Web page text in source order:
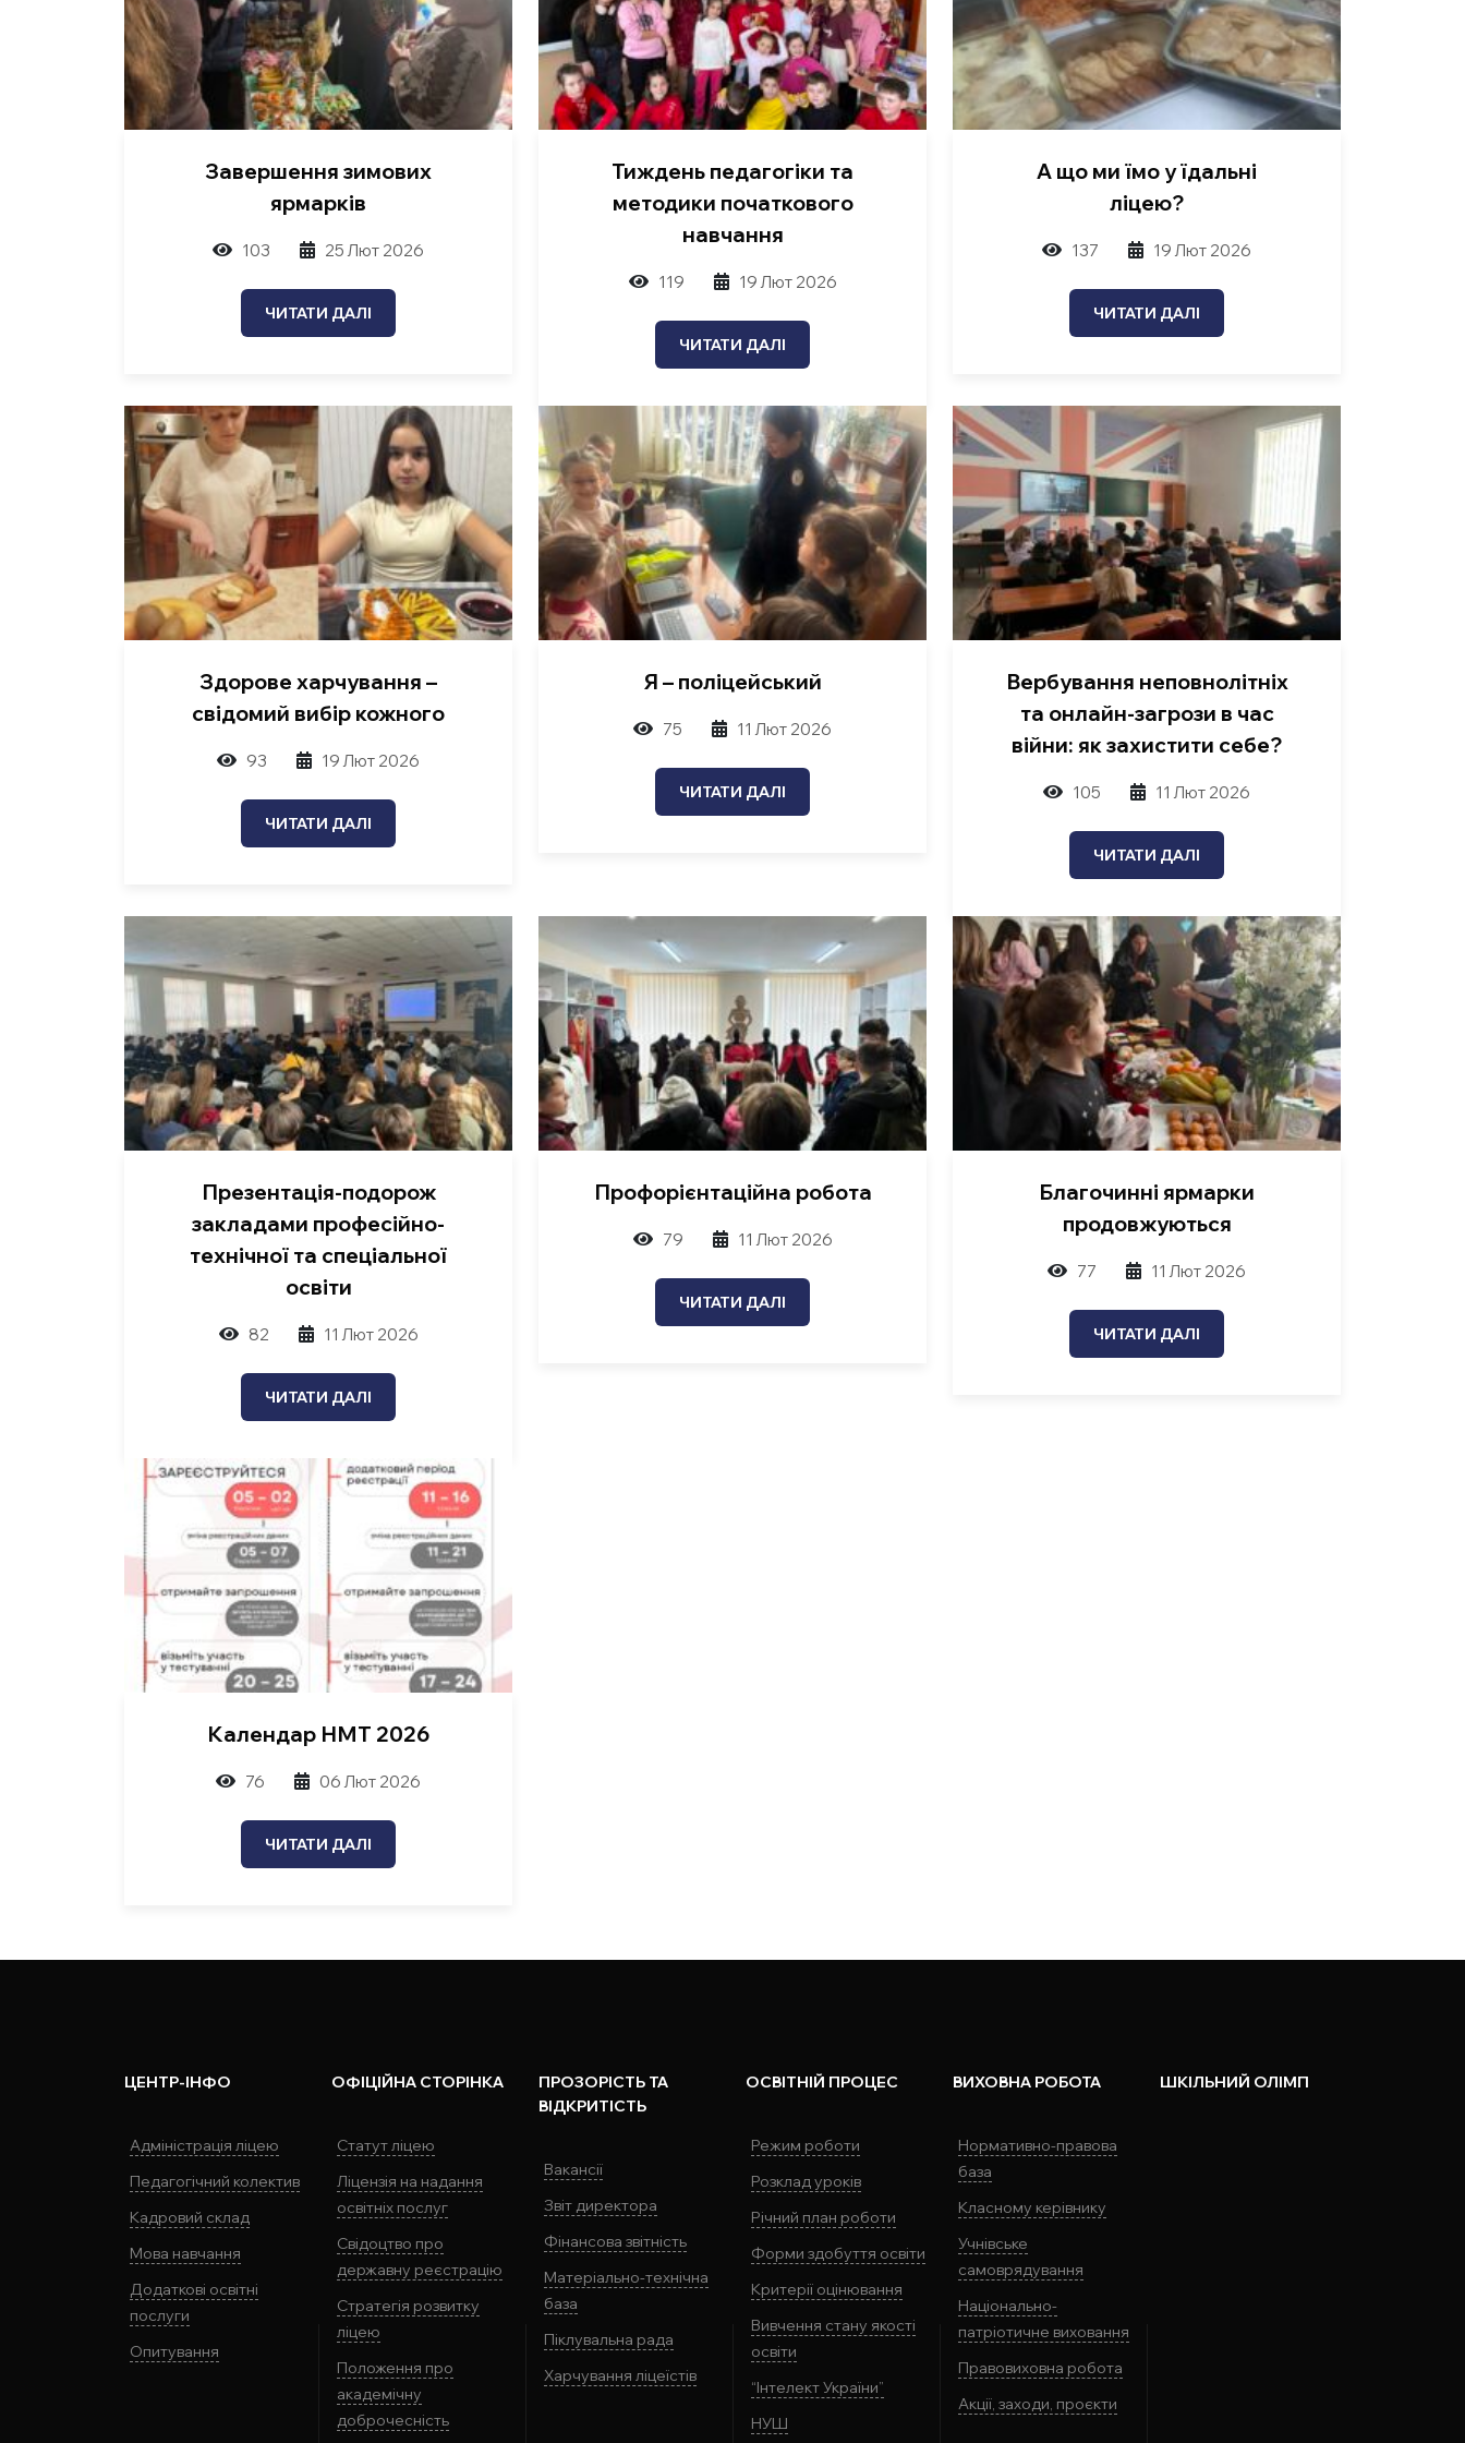
Пошук
Завершення зимових
ярмарків
103 25 Лют 2026
ЧИТАТИ ДАЛІ
Тиждень педагогіки та
методики початкового
навчання
119 19 Лют 2026
ЧИТАТИ ДАЛІ
А що ми їмо у їдальні
ліцею?
137 19 Лют 2026
ЧИТАТИ ДАЛІ
Здорове харчування –
свідомий вибір кожного
93 19 Лют 2026
ЧИТАТИ ДАЛІ
Я – поліцейський
75 11 Лют 2026
ЧИТАТИ ДАЛІ
Вербування неповнолітніх
та онлайн-загрози в час
війни: як захистити себе?
105 11 Лют 2026
ЧИТАТИ ДАЛІ
Презентація-подорож
закладами професійно-
технічної та спеціальної
освіти
82 11 Лют 2026
ЧИТАТИ ДАЛІ
Профорієнтаційна робота
79 11 Лют 2026
ЧИТАТИ ДАЛІ
Благочинні ярмарки
продовжуються
77 11 Лют 2026
ЧИТАТИ ДАЛІ
Календар НМТ 2026
76 06 Лют 2026
ЧИТАТИ ДАЛІ
ЦЕНТР-ІНФО
Адміністрація ліцею
Педагогічний колектив
Кадровий склад
Мова навчання
Додаткові освітні
послуги
Опитування
ОФІЦІЙНА СТОРІНКА
Статут ліцею
Ліцензія на надання
освітніх послуг
Свідоцтво про
державну реєстрацію
Стратегія розвитку
ліцею
Положення про
академічну
доброчесність
ПРОЗОРІСТЬ ТА
ВІДКРИТІСТЬ
Вакансії
Звіт директора
Фінансова звітність
Матеріально-технічна
база
Піклувальна рада
Харчування ліцеїстів
ОСВІТНІЙ ПРОЦЕС
Режим роботи
Розклад уроків
Річний план роботи
Форми здобуття освіти
Критерії оцінювання
Вивчення стану якості
освіти
“Інтелект України”
НУШ
ВИХОВНА РОБОТА
Нормативно-правова
база
Класному керівнику
Учнівське
самоврядування
Національно-
патріотичне виховання
Правовиховна робота
Акції, заходи, проєкти
ШКІЛЬНИЙ ОЛІМП